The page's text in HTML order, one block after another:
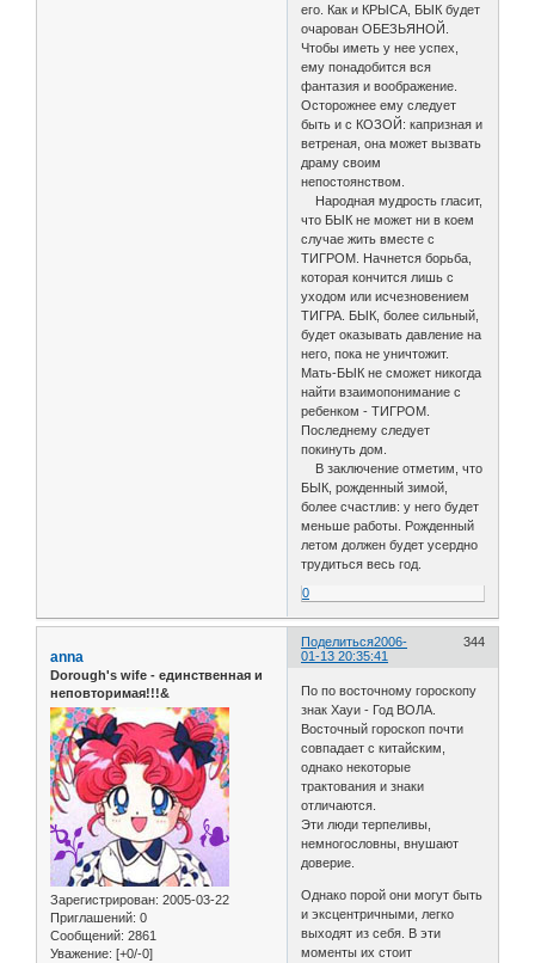
его. Как и КРЫСА, БЫК будет
очарован ОБЕЗЬЯНОЙ.
Чтобы иметь у нее успех,
ему понадобится вся
фантазия и воображение.
Осторожнее ему следует
быть и с КОЗОЙ: капризная и
ветреная, она может вызвать
драму своим
непостоянством.
Народная мудрость гласит,
что БЫК не может ни в коем
случае жить вместе с
ТИГРОМ. Начнется борьба,
которая кончится лишь с
уходом или исчезновением
ТИГРА. БЫК, более сильный,
будет оказывать давление на
него, пока не уничтожит.
Мать-БЫК не сможет никогда
найти взаимопонимание с
ребенком - ТИГРОМ.
Последнему следует
покинуть дом.
В заключение отметим, что
БЫК, рожденный зимой,
более счастлив: у него будет
меньше работы. Рожденный
летом должен будет усердно
трудиться весь год.
0
Поделиться 344
2006-
01-13 20:35:41
anna
Dorough's wife - единственная и
неповторимая!!!&
Зарегистрирован: 2005-03-22
Приглашений: 0
Сообщений: 2861
Уважение: [+0/-0]
По по восточному гороскопу
знак Хауи - Год ВОЛА.
Восточный гороскоп почти
совпадает с китайским,
однако некоторые
трактования и знаки
отличаются.
Эти люди терпеливы,
немногословны, внушают
доверие.
Однако порой они могут быть
и эксцентричными, легко
выходят из себя. В эти
моменты их стоит